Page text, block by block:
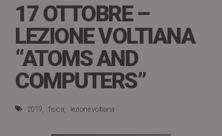
17 OTTOBRE –
LEZIONE VOLTIANA
“ATOMS AND
COMPUTERS”
2019 fisica lezione voltiana